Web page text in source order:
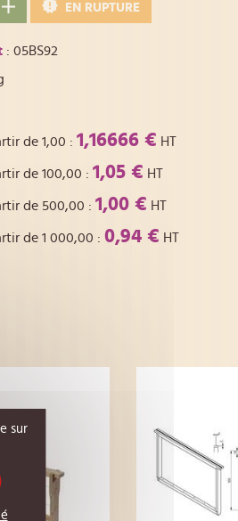
EN RUPTURE
: 05BS92
de 1,00 : 1,16666 € HT
de 100,00 : 1,05 € HT
de 500,00 : 1,00 € HT
de 1 000,00 : 0,94 € HT
sur